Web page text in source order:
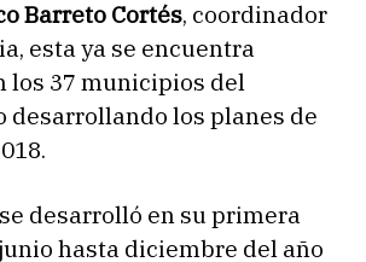
Barreto Cortés, coordinador
esta ya se encuentra
los 37 municipios del
desarrollando los planes de
desarrolló en su primera
hasta diciembre del año